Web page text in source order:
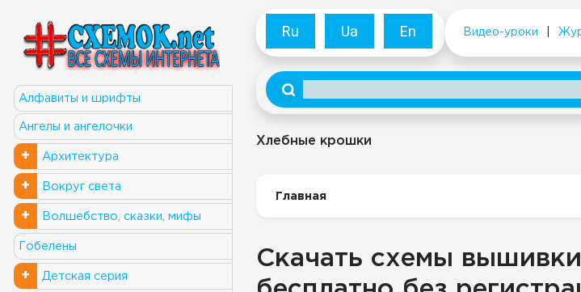
Алфавиты и шрифты
Ангелы и ангелочки
+ Архитектура
+ Вокруг света
+ Волшебство, сказки, мифы
Гобелены
+ Детская серия
Ru Ua En Видео-уроки
Хлебные крошки
Главная
Скачать схемы